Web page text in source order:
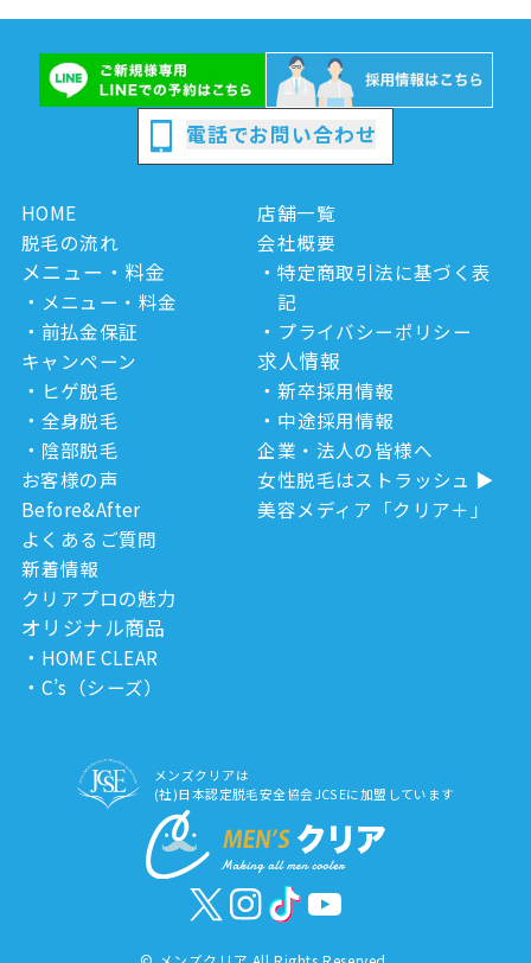
電話でお問い合わせ
HOME
脱毛の流れ
メニュー・料金
メニュー・料金
前払金保証
キャンペーン
ヒゲ脱毛
全身脱毛
陰部脱毛
お客様の声
Before&After
よくあるご質問
新着情報
クリアプロの魅力
オリジナル商品
HOME CLEAR
C’s（シーズ）
店舗一覧
会社概要
特定商取引法に基づく表
記
プライバシーポリシー
求人情報
新卒採用情報
中途採用情報
企業・法人の皆様へ
女性脱毛はストラッシュ
美容メディア「クリア＋」
メンズクリアは
(社)日本認定脱毛安全協会JCSEに加盟しています